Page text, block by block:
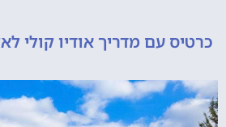
עם מדריך אודיו קולי